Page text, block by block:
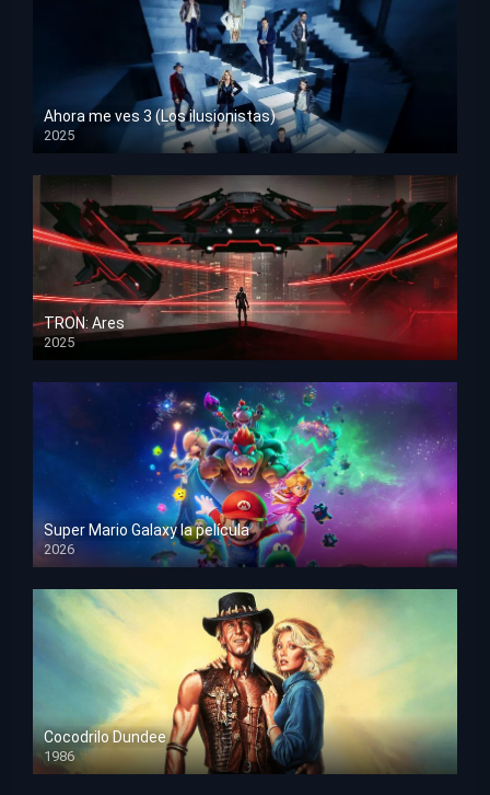
Ahora me ves 3 (Los ilusionistas)
2025
HD 1080p
TRON: Ares
2025
HD 1080p
Super Mario Galaxy la película
2026
HD 1080p
Cocodrilo Dundee
1986
HD 1080p